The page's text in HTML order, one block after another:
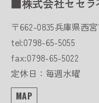
■株式会社セセ
〒662-0835兵庫県西
tel:0798-65-5055
fax:0798-65-5022
定休日：毎週水曜
MAP